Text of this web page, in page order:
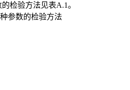
验方法见表A.1。
参数的检验方法